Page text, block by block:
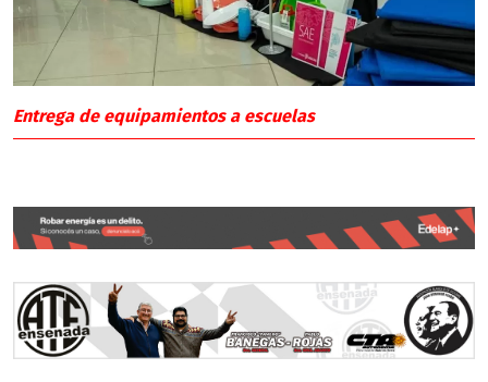
Entrega de equipamientos a escuelas